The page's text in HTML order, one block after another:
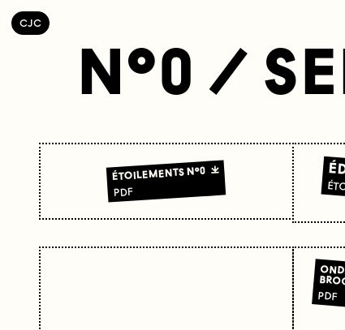
COLLECTIF
JEUNE
C INÉMA
N°0 /
ÉTOILEMENTS N°0
PDF
PDF